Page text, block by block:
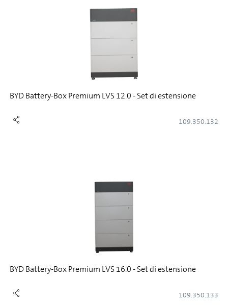
BYD Battery-Box Premium LVS 12.0 - Set di estensione
109.350.132
BYD Battery-Box Premium LVS 16.0 - Set di estensione
109.350.133